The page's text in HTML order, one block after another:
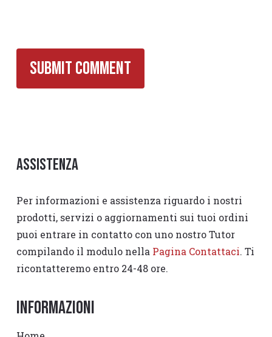
Assistenza
Per informazioni e assistenza riguardo i nostri
prodotti, servizi o aggiornamenti sui tuoi ordini
puoi entrare in contatto con uno nostro Tutor
compilando il modulo nella Pagina Contattaci. Ti
ricontatteremo entro 24-48 ore.
Informazioni